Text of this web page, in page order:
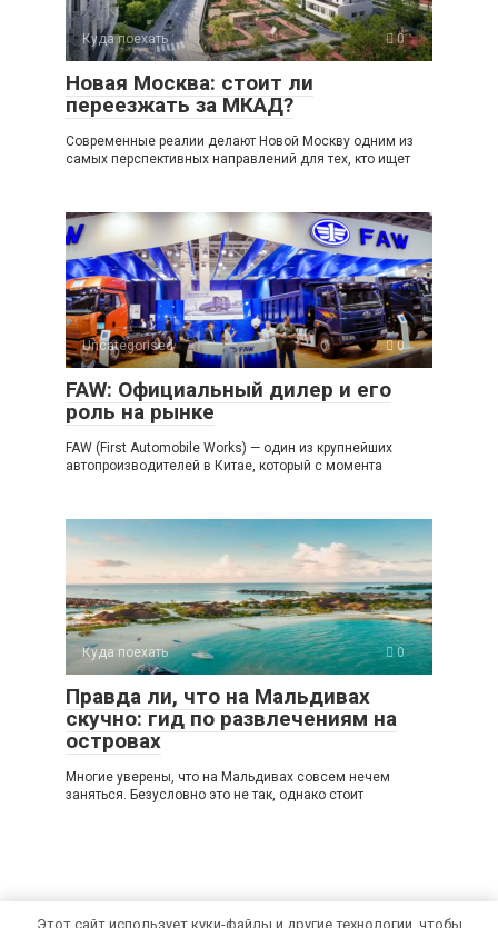
Куда поехать 0
Новая Москва: стоит ли
переезжать за МКАД?
Современные реалии делают Новой Москву одним из
самых перспективных направлений для тех, кто ищет
Uncategorised 0
FAW: Официальный дилер и его
роль на рынке
FAW (First Automobile Works) — один из крупнейших
автопроизводителей в Китае, который с момента
Куда поехать 0
Правда ли, что на Мальдивах
скучно: гид по развлечениям на
островах
Многие уверены, что на Мальдивах совсем нечем
заняться. Безусловно это не так, однако стоит
Этот сайт использует куки-файлы и другие технологии, чтобы